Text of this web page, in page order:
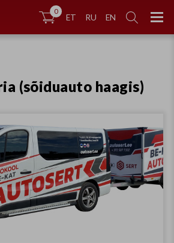


0
ET RU EN
(sõiduauto haagis)